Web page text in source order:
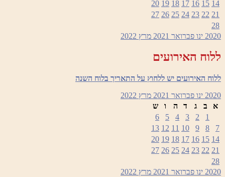
14
15
16
17
18
19
20
21
22
23
24
25
26
27
28
2020 ינו פברואר 2021 מרץ 2022
ללוח האירועים
ללוח האירועים יש ללחוץ על התאריך בלוח השנה
2020 ינו פברואר 2021 מרץ 2022
א
ב ג ד ה ו
ש
1
2
3
4
5
6
7
8
9
10
11
12
13
14
15
16
17
18
19
20
21
22
23
24
25
26
27
28
2020 ינו פברואר 2021 מרץ 2022